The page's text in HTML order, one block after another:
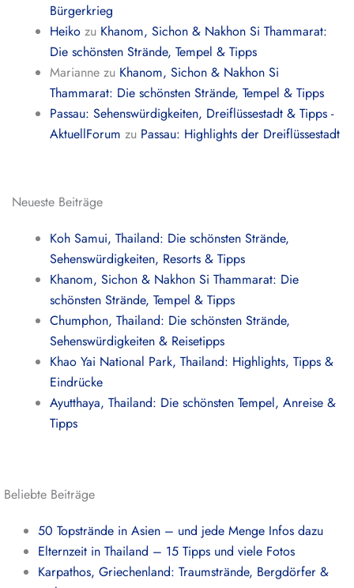
Bürgerkrieg
Heiko zu Khanom, Sichon & Nakhon Si Thammarat:
Die schönsten Strände, Tempel & Tipps
Marianne zu Khanom, Sichon & Nakhon Si
Thammarat: Die schönsten Strände, Tempel & Tipps
Passau: Sehenswürdigkeiten, Dreiflüssestadt & Tipps -
AktuellForum zu Passau: Highlights der Dreiflüssestadt
Neueste Beiträge
Koh Samui, Thailand: Die schönsten Strände,
Sehenswürdigkeiten, Resorts & Tipps
Khanom, Sichon & Nakhon Si Thammarat: Die
schönsten Strände, Tempel & Tipps
Chumphon, Thailand: Die schönsten Strände,
Sehenswürdigkeiten & Reisetipps
Khao Yai National Park, Thailand: Highlights, Tipps &
Eindrücke
Ayutthaya, Thailand: Die schönsten Tempel, Anreise &
Tipps
Beliebte Beiträge
50 Topstrände in Asien – und jede Menge Infos dazu
Elternzeit in Thailand – 15 Tipps und viele Fotos
Karpathos, Griechenland: Traumstrände, Bergdörfer &